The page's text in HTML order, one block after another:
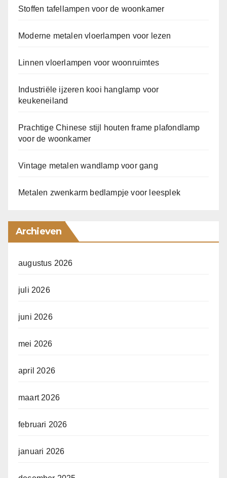
Stoffen tafellampen voor de woonkamer
Moderne metalen vloerlampen voor lezen
Linnen vloerlampen voor woonruimtes
Industriële ijzeren kooi hanglamp voor
keukeneiland
Prachtige Chinese stijl houten frame plafondlamp
voor de woonkamer
Vintage metalen wandlamp voor gang
Metalen zwenkarm bedlampje voor leesplek
Archieven
augustus 2026
juli 2026
juni 2026
mei 2026
april 2026
maart 2026
februari 2026
januari 2026